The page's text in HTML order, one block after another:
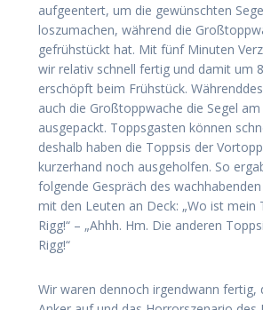
aufgeentert, um die gewünschten
loszumachen, während die
gefrühstückt hat. Mit fünf Minuten
wir relativ schnell fertig und damit um
erschöpft beim Frühstück.
auch die Großtoppwache die Segel
ausgepackt. Toppsgasten können
deshalb haben die Toppsis der
kurzerhand noch ausgeholfen. So
folgende Gespräch des
mit den Leuten an Deck: „Wo ist mein
Rigg!“ – „Ahhh. Hm. Die anderen
Rigg!“
Wir waren dennoch irgendwann fertig,